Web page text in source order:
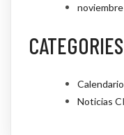
CATEGORIES
Noticias